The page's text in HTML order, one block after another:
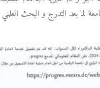
لما بعد التدرج و البحث العلمي